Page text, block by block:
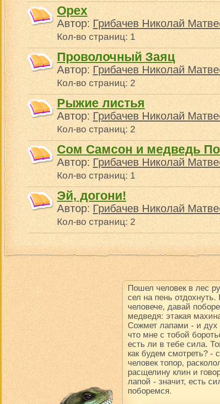
Орех
Автор:Грибачев Николай
Кол-во страниц: 1
Проволочный Заяц
Автор:Грибачев Николай
Кол-во страниц: 2
Рыжие листья
Автор:Грибачев Николай
Кол-во страниц: 2
Сом Самсон и медведь
Автор:Грибачев Николай
Кол-во страниц: 1
Эй, догони!
Автор:Грибачев Николай
Кол-во страниц: 2
Пошел человек в лес
сел на пень
человече, давай
медведя: этакая
Сожмет лапами - и дух
что мне с тобой
есть ли в тебе сила.
как будем смотреть? -
человек топор,
расщелину клин и
лапой - значит, есть
поборемся.